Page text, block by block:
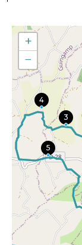
3
4
5
+
−